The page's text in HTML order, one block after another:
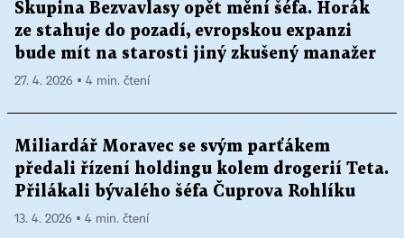
Skupina Bezvavlasy opět mění šéfa. Horák
ze stahuje do pozadí, evropskou expanzi
bude mít na starosti jiný zkušený manažer
27. 4. 2026 ▪ 4 min. čtení
Miliardář Moravec se svým parťákem
předali řízení holdingu kolem drogerií Teta.
Přilákali bývalého šéfa Čuprova Rohlíku
13. 4. 2026 ▪ 4 min. čtení